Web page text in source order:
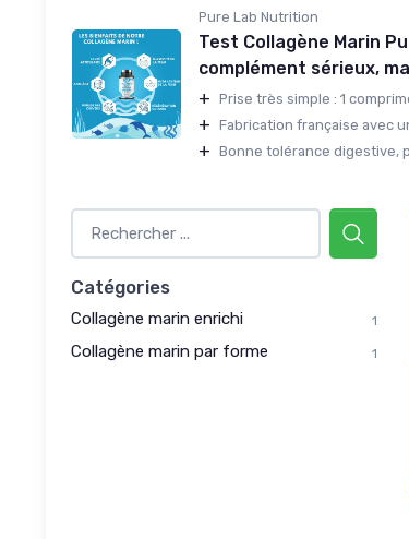
Pure Lab Nutrition
Test Collagène Marin
complément sérieux,
+ Prise très simple : 1
+ Fabrication française avec
+ Bonne tolérance digestive,
Catégories
Collagène marin enrichi 1
Collagène marin par forme 1